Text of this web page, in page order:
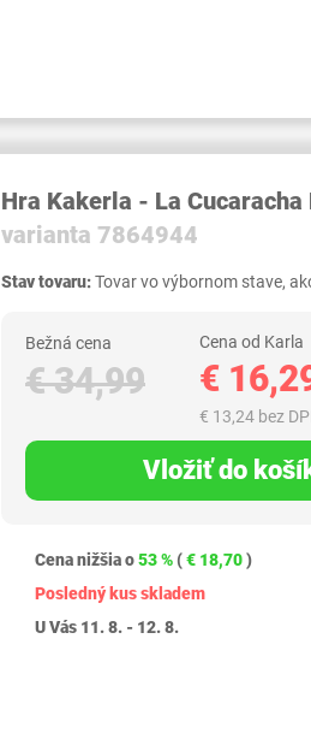
Hra Kakerla - La
varianta 7864944
Stav tovaru:Tovar vo výbornom stave,
Bežná cena
€ 34,99
Cena od Karla
€
€ 13,24 bez
Vložiť do
Cena nižšia o53 % (€ 18,70)
Posledný kus skladem
U Vás 11. 8. - 12. 8.